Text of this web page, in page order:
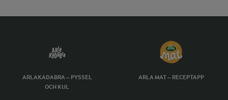
ARLAKADABRA – PYSSEL
OCH KUL
ARLA MAT – RECEPTAPP